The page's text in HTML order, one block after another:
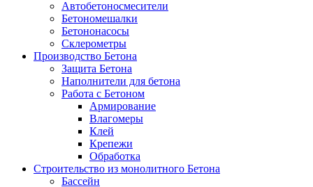
Автобетоносмесители
Бетономешалки
Бетононасосы
Склерометры
Производство Бетона
Защита Бетона
Наполнители для бетона
Работа с Бетоном
Армирование
Влагомеры
Клей
Крепежи
Обработка
Строительство из монолитного Бетона
Бассейн